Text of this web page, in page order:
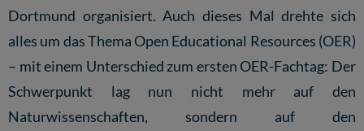
Dortmund organisiert. Auch dieses Mal drehte sich
alles um das Thema Open Educational Resources (OER)
– mit einem Unterschied zum ersten OER-Fachtag: Der
Schwerpunkt lag nun nicht mehr auf den
Naturwissenschaften, sondern auf den